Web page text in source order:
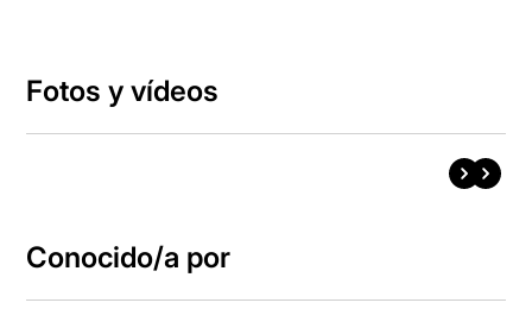
Fotos y vídeos
Conocido/a por